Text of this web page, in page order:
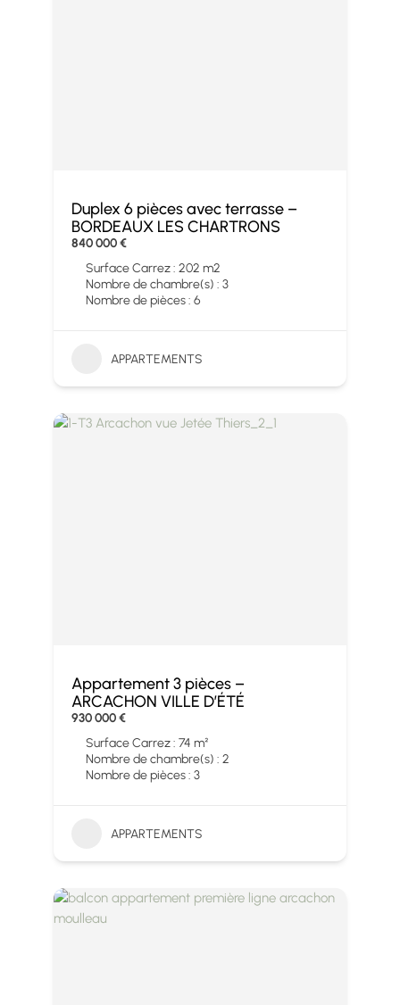
Duplex 6 pièces avec terrasse –
BORDEAUX LES CHARTRONS
840 000 €
Surface Carrez : 202 m2
Nombre de chambre(s) : 3
Nombre de pièces : 6
APPARTEMENTS
Appartement 3 pièces –
ARCACHON VILLE D’ÉTÉ
930 000 €
Surface Carrez : 74 m²
Nombre de chambre(s) : 2
Nombre de pièces : 3
APPARTEMENTS